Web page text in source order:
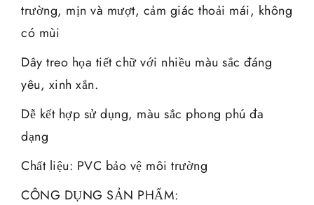
trường, mịn và mượt, cảm giác thoải mái, không
có mùi
Dây treo họa tiết chữ với nhiều màu sắc đáng
yêu, xinh xắn.
Dễ kết hợp sử dụng, màu sắc phong phú đa
dạng
Chất liệu: PVC bảo vệ môi trường
CÔNG DỤNG SẢN PHẨM: